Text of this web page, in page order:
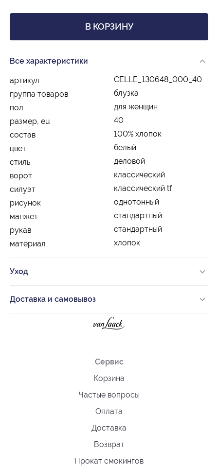
В КОРЗИНУ
Все характеристики
артикул
CELLE_130648_000_40
группа товаров
блузка
пол
для женщин
размер, eu
40
состав
100% хлопок
цвет
белый
стиль
деловой
ворот
классический
силуэт
классический tf
рисунок
однотонный
манжет
стандартный
рукав
стандартный
материал
хлопок
Уход
Доставка и самовывоз
Сервис
Корзина
Частые вопросы
Оплата
Доставка
Возврат
Прокат смокингов